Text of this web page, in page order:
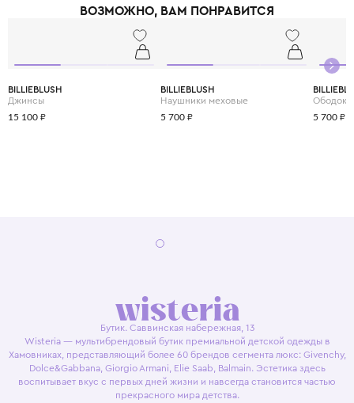
ВОЗМОЖНО, ВАМ ПОНРАВИТСЯ
BILLIEBLUSH
Джинсы
15 100 ₽
BILLIEBLUSH
Наушники меховые
5 700 ₽
Ободок
5 700 ₽
Бутик. Саввинская набережная, 13
Wisteria — мультибрендовый бутик премиальной детской одежды в
Хамовниках, представляющий более 60 брендов сегмента люкс: Givenchy,
Dolce&Gabbana, Giorgio Armani, Elie Saab, Balmain. Эстетика здесь
воспитывает вкус с первых дней жизни и навсегда становится частью
прекрасного мира детства.